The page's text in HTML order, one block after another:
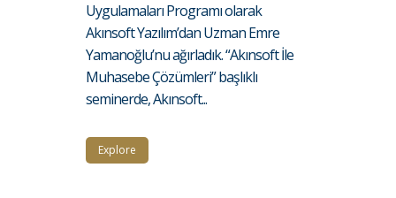
Uygulamaları Programı olarak
Akınsoft Yazılım’dan Uzman Emre
Yamanoğlu’nu ağırladık. “Akınsoft İle
Muhasebe Çözümleri” başlıklı
seminerde, Akınsoft...
Explore